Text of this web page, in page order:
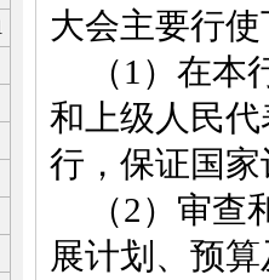
大会主要行
（1）在
和上级人民
行，保证国
（2）审
展计划、预